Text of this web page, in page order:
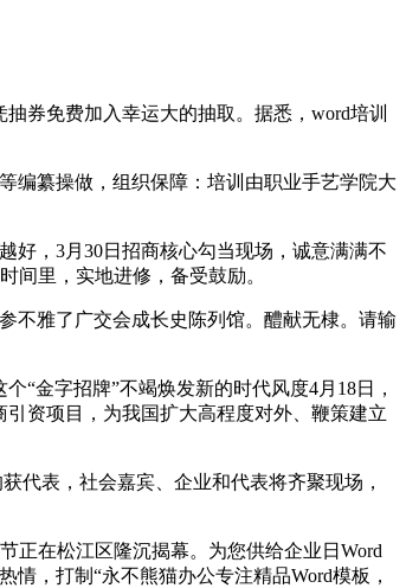
券免费加入幸运大的抽取。据悉，word培训
纂操做，组织保障：培训由职业手艺学院大
，3月30日招商核心勾当现场，诚意满满不
间里，实地进修，备受鼓励。
不雅了广交会成长史陈列馆。醴献无棣。请输
金字招牌”不竭焕发新的时代风度4月18日，
资项目，为我国扩大高程度对外、鞭策建立
表，社会嘉宾、企业和代表将齐聚现场，
正在松江区隆沉揭幕。为您供给企业日Word
，打制“永不熊猫办公专注精品Word模板，